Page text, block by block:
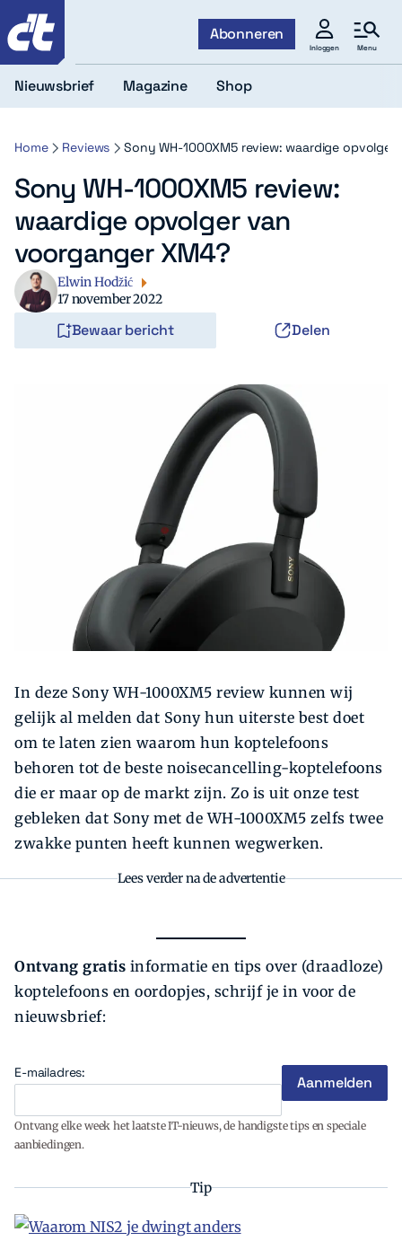
Abonneren
Inloggen Menu
Nieuwsbrief Magazine Shop
Home Reviews Sony WH-1000XM5 review: waardige
Sony WH-1000XM5 review:
waardige opvolger van
voorganger XM4?
Elwin Hodžić
17 november 2022
Bewaar bericht Delen
In deze Sony WH-1000XM5 review kunnen wij
gelijk al melden dat Sony hun uiterste best doet
om te laten zien waarom hun koptelefoons
behoren tot de beste noisecancelling-koptelefoons
die er maar op de markt zijn. Zo is uit onze test
gebleken dat Sony met de WH-1000XM5 zelfs twee
zwakke punten heeft kunnen wegwerken.
Lees verder na de advertentie
Ontvang gratis informatie en tips over (draadloze)
koptelefoons en oordopjes, schrijf je in voor de
nieuwsbrief:
E-mailadres:
Ontvang elke week het laatste IT-nieuws, de handigste tips en speciale
aanbiedingen.
Tip